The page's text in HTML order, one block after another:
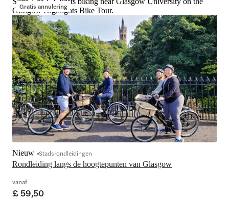
Gratis annulering
Glasgow Highlights Bike Tour.
Rondleiding langs de hoogtepunten van Glasgow
Nieuw Stadsrondleidingen
vanaf
£ 59,50